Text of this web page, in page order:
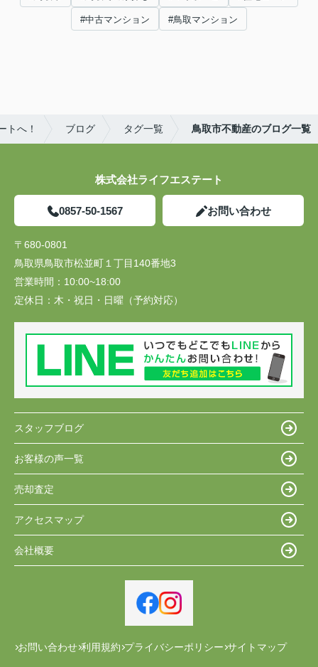
#中古マンション #鳥取マンション
トへ！ ブログ タグ一覧 鳥取市不動産のブログ一覧
株式会社ライフエステート
0857-50-1567 お問い合わせ
〒680-0801
鳥取県鳥取市松並町１丁目140番地3
営業時間： 10:00~18:00
定休日： 木・祝日・日曜（予約対応）
スタッフブログ
お客様の声一覧
売却査定
アクセスマップ
会社概要
お問い合わせ 利用規約 プライバシーポリシー サイトマップ